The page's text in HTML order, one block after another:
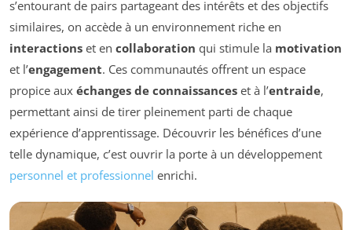
s’entourant de pairs partageant des intérêts et des objectifs
similaires, on accède à un environnement riche en
interactions et en collaboration qui stimule la motivation
et l’engagement. Ces communautés offrent un espace
propice aux échanges de connaissances et à l’entraide,
permettant ainsi de tirer pleinement parti de chaque
expérience d’apprentissage. Découvrir les bénéfices d’une
telle dynamique, c’est ouvrir la porte à un développement
personnel et professionnel enrichi.